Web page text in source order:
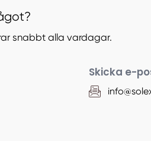
snabbt alla vardagar.
Skicka e-